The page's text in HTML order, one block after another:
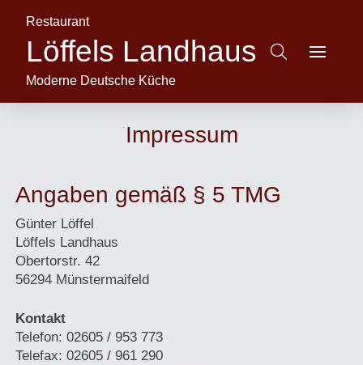
Restaurant
Löffels Landhaus
Moderne Deutsche Küche
Impressum
Angaben gemäß § 5 TMG
Günter Löffel
Löffels Landhaus
Obertorstr. 42
56294 Münstermaifeld
Kontakt
Telefon: 02605 / 953 773
Telefax: 02605 / 961 290